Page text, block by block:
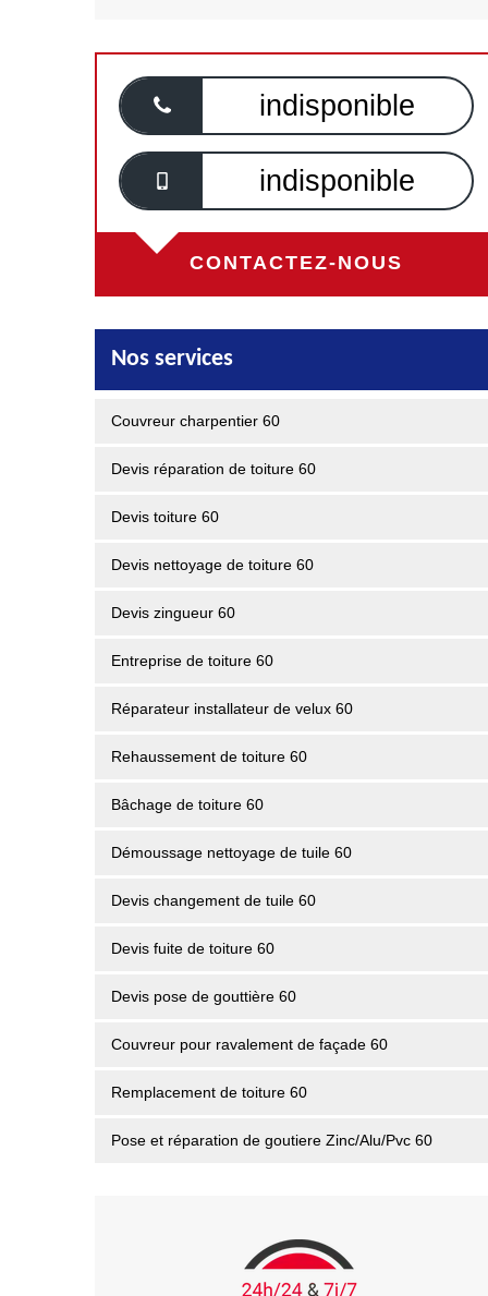
indisponible
indisponible
CONTACTEZ-NOUS
Nos services
Couvreur charpentier 60
Devis réparation de toiture 60
Devis toiture 60
Devis nettoyage de toiture 60
Devis zingueur 60
Entreprise de toiture 60
Réparateur installateur de velux 60
Rehaussement de toiture 60
Bâchage de toiture 60
Démoussage nettoyage de tuile 60
Devis changement de tuile 60
Devis fuite de toiture 60
Devis pose de gouttière 60
Couvreur pour ravalement de façade 60
Remplacement de toiture 60
Pose et réparation de goutiere Zinc/Alu/Pvc 60